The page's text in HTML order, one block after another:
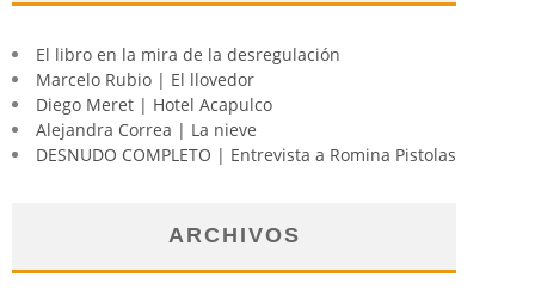
El libro en la mira de la desregulación
Marcelo Rubio | El llovedor
Diego Meret | Hotel Acapulco
Alejandra Correa | La nieve
DESNUDO COMPLETO | Entrevista a Romina Pistolas
ARCHIVOS